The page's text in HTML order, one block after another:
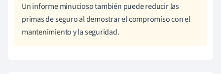
Un informe minucioso también puede reducir las
primas de seguro al demostrar el compromiso con el
mantenimiento y la seguridad.